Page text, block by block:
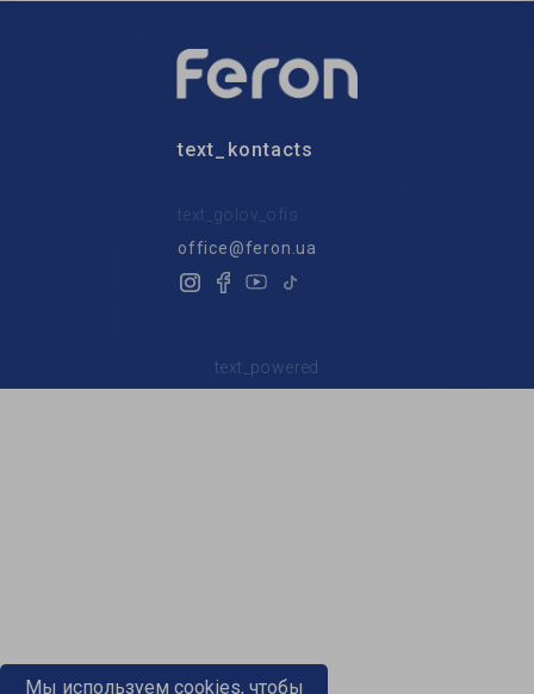
Тип светильника:накладной
Тип источника света:LED
text_kontacts
text_golov_ofis
office@feron.ua
text_powered
Мы используем cookies, чтобы